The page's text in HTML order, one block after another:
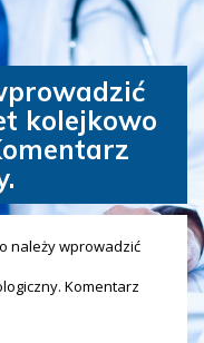
kolejkowo
należy wprowadzić
Komentarz